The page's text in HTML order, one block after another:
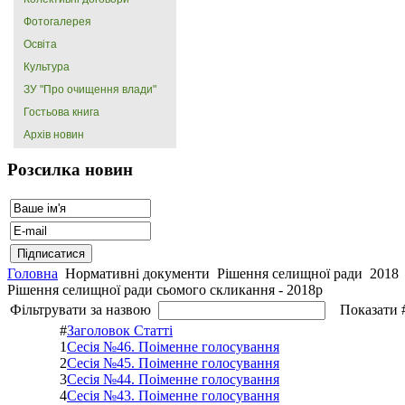
Фотогалерея
Освіта
Культура
ЗУ "Про очищення влади"
Гостьова книга
Архів новин
Розсилка новин
Головна Нормативні документи Рішення селищної ради 2018
Рішення селищної ради сьомого скликання - 2018р
Фільтрувати за назвою
Показати
#Заголовок Статті
1Сесія №46. Поіменне голосування
2Сесія №45. Поіменне голосування
3Сесія №44. Поіменне голосування
4Сесія №43. Поіменне голосування